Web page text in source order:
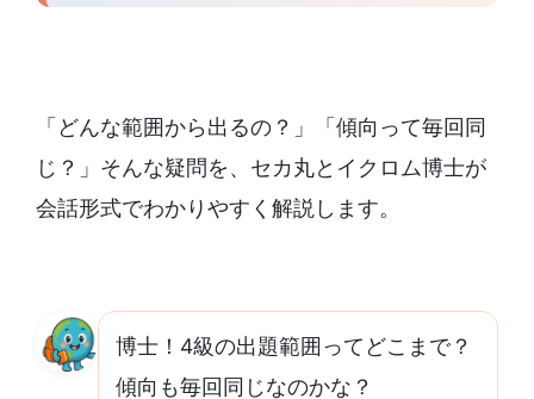
「どんな範囲から出るの？」「傾向って毎回同
じ？」そんな疑問を、セカ丸とイクロム博士が
会話形式でわかりやすく解説します。
博士！4級の出題範囲ってどこまで？
傾向も毎回同じなのかな？